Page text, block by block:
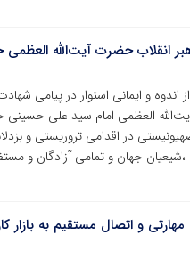
انقلاب حضرت آیت‌الله العظمی
و ایمانی استوار در پیامی شهادت
العظمی امام سید علی حسینی
در اقدامی تروریستی و
جهان و تمامی آزادگان و
و اتصال مستقیم به بازار